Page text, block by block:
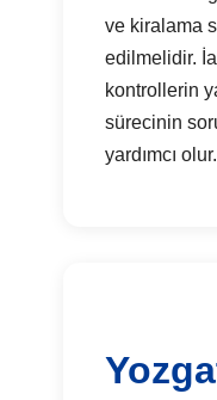
ve kiralama
edilmelidir.
kontrollerin
sürecinin
yardımcı olur.